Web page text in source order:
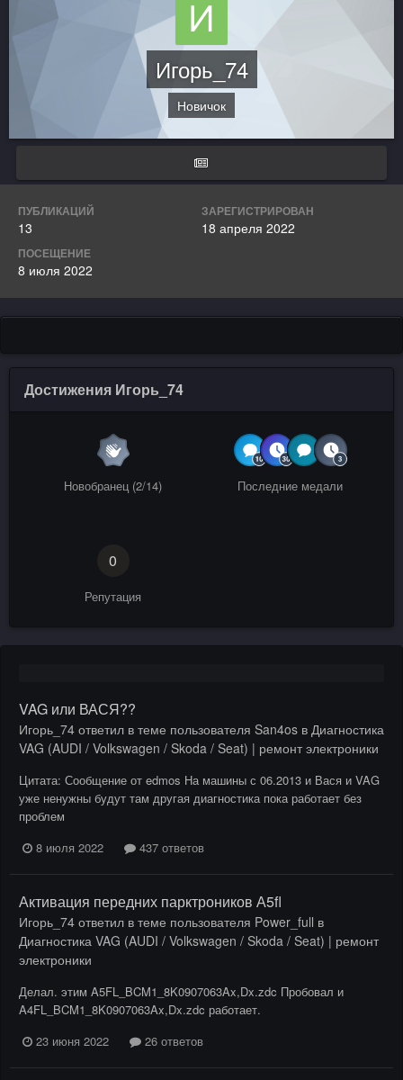
Игорь_74
Новичок
ПУБЛИКАЦИЙ
13
ЗАРЕГИСТРИРОВАН
18 апреля 2022
ПОСЕЩЕНИЕ
8 июля 2022
Достижения Игорь_74
Новобранец (2/14) Последние медали
0
Репутация
VAG или ВАСЯ??
Игорь_74 ответил в теме пользователя San4os в Диагностика
VAG (AUDI / Volkswagen / Skoda / Seat) | ремонт электроники
Цитата: Сообщение от edmos На машины с 06.2013 и Вася и VAG
уже ненужны будут там другая диагностика пока работает без
проблем
8 июля 2022
437 ответов
Активация передних парктроников А5fl
Игорь_74 ответил в теме пользователя Power_full в
Диагностика VAG (AUDI / Volkswagen / Skoda / Seat) | ремонт
электроники
Делал. этим A5FL_BCM1_8K0907063Ax,Dx.zdc Пробовал и
A4FL_BCM1_8K0907063Ax,Dx.zdc работает.
23 июня 2022
26 ответов